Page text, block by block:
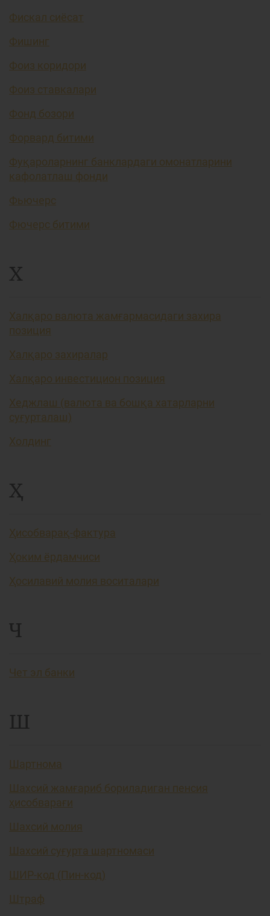
Фискал сиёсат
Фишинг
Фоиз коридори
Фоиз ставкалари
Фонд бозори
Форвард битими
Фуқароларнинг банклардаги омонатларини
кафолатлаш фонди
Фьючерс
Фючерс битими
Х
Халқаро валюта жамғармасидаги захира
позиция
Халқаро захиралар
Халқаро инвестицион позиция
Хеджлаш (валюта ва бошқа хатарларни
суғурталаш)
Холдинг
Ҳ
Ҳисобварақ-фактура
Ҳоким ёрдамчиси
Ҳосилавий молия воситалари
Ч
Чет эл банки
Ш
Шартнома
Шахсий жамғариб бориладиган пенсия
ҳисобварағи
Шахсий молия
Шахсий суғурта шартномаси
ШИР-код (Пин-код)
Штраф